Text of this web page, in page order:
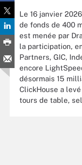
Le 16 janvier
de fonds de 400
est menée par
la participation,
Partners, GIC,
encore
désormais 15
ClickHouse a
tours de table,